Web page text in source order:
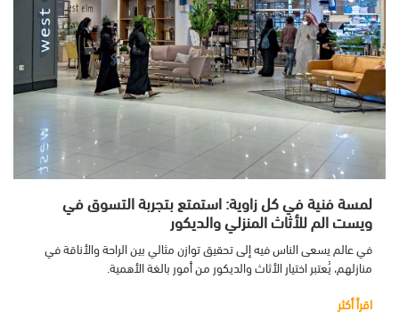
لمسة فنية في كل زاوية: استمتع بتجربة التسوق في
ويست الم للأثاث المنزلي والديكور
في عالم يسعى الناس فيه إلى تحقيق توازن مثالي بين الراحة والأناقة في
منازلهم، يُعتبر اختيار الأثاث والديكور من أمور بالغة الأهمية.
اقرأ أكثر